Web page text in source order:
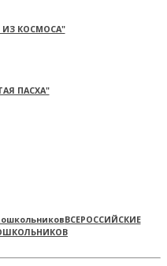
ИЗ КОСМОСА"
ПАСХА"
ВСЕРОССИЙСКИЕ